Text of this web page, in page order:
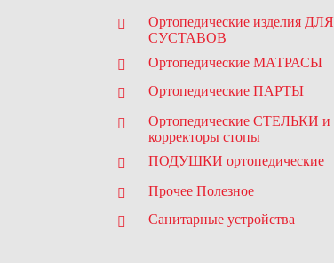
Ортопедические изделия ДЛЯ
СУСТАВОВ
Ортопедические МАТРАСЫ
Ортопедические ПАРТЫ
Ортопедические СТЕЛЬКИ и
корректоры стопы
ПОДУШКИ ортопедические
Прочее Полезное
Санитарные устройства